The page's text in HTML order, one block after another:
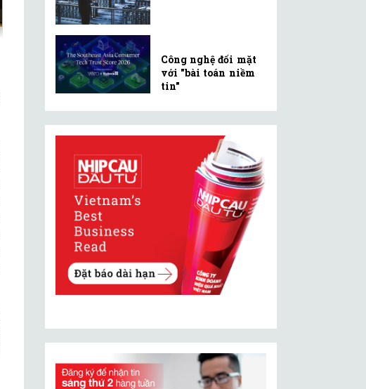
Công nghệ đối mặt
với "bài toán niềm
tin"